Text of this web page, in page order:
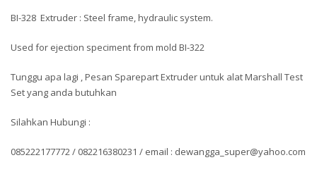
BI-328 Extruder : Steel frame, hydraulic system.
Used for ejection speciment from mold BI-322
Tunggu apa lagi , Pesan Sparepart Extruder untuk alat Marshall Test
Set yang anda butuhkan
Silahkan Hubungi :
085222177772 / 082216380231 / email : dewangga_super@yahoo.com